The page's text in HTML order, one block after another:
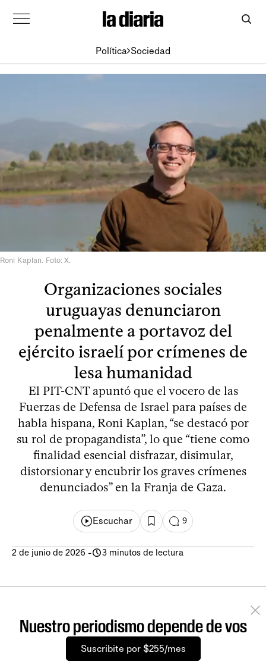
Política Sociedad
Roni Kaplan. Foto: X.
Organizaciones sociales
uruguayas denunciaron
penalmente a portavoz del
ejército israelí por crímenes de
lesa humanidad
El PIT-CNT apuntó que el vocero de las
Fuerzas de Defensa de Israel para países de
habla hispana, Roni Kaplan, “se destacó por
su rol de propagandista”, lo que “tiene como
finalidad esencial disfrazar, disimular,
distorsionar y encubrir los graves crímenes
denunciados” en la Franja de Gaza.
Escuchar 9
2 de junio de 2026 - 3 minutos de lectura
Nuestro periodismo depende de vos
Suscribite por $255/mes